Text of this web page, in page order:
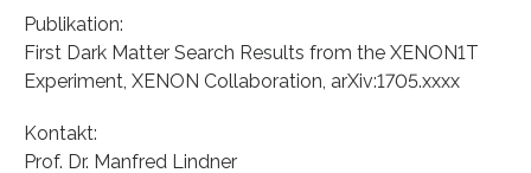
Publikation:
First Dark Matter Search Results from the XENON1T
Experiment, XENON Collaboration, arXiv:1705.xxxx
Kontakt:
Prof. Dr. Manfred Lindner